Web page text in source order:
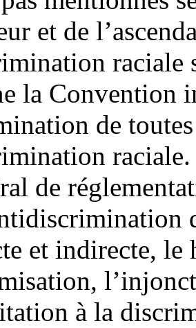
et de
raciale
la Convention
de
de
et indirecte, le
à la